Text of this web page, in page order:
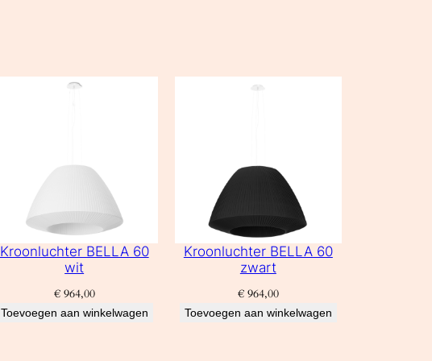
Kroonluchter BELLA 60
wit
€964,00
Toevoegen aan winkelwagen
Kroonluchter BELLA 60
zwart
€964,00
Toevoegen aan winkelwagen